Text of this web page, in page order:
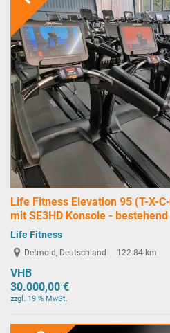
Life Fitness Elevation 95 (T-X-
mit SE3HD Konsole -
Life Fitness
Detmold, Deutschland 122.84 km
VHB
30.000,00 €
zzgl. 19 % MwSt.